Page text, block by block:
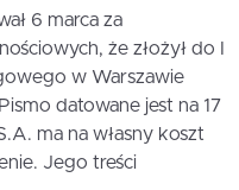
6 marca za
że złożył do I
w Warszawie
datowane jest na 17
ma na własny koszt
Jego treści